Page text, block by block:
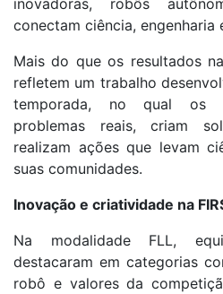
inovadoras, robôs
conectam ciência, engenharia
Mais do que os resultados
refletem um trabalho
temporada, no qual os
problemas reais, criam
realizam ações que levam
suas comunidades.
Inovação e criatividade na
Na modalidade FLL,
destacaram em categorias
robô e valores da